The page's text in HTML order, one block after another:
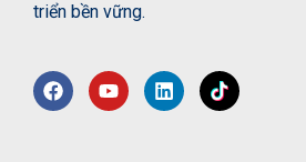
triển bền vững.